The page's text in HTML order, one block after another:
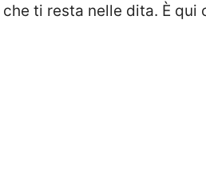
che ti resta nelle dita. È qui